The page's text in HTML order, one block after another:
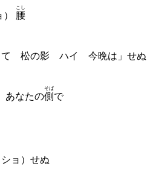
腰
こし
て 松の影 ハイ 今晩は」せぬ
なたの側
そば
で
ョ） せぬ